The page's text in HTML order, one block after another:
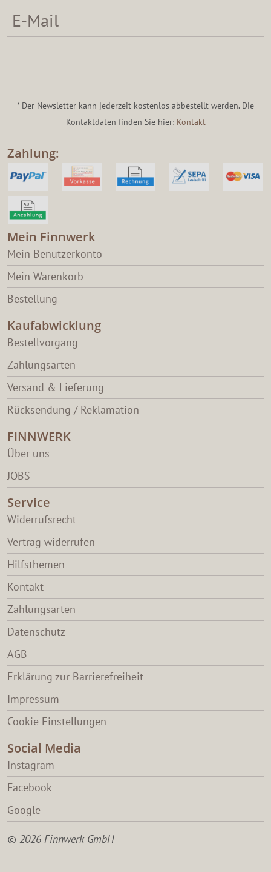
* Der Newsletter kann jederzeit kostenlos abbestellt werden. Die
Kontaktdaten finden Sie hier: Kontakt
Zahlung:
Mein Finnwerk
Mein Benutzerkonto
Mein Warenkorb
Bestellung
Kaufabwicklung
Bestellvorgang
Zahlungsarten
Versand & Lieferung
Rücksendung / Reklamation
FINNWERK
Über uns
JOBS
Service
Widerrufsrecht
Vertrag widerrufen
Hilfsthemen
Kontakt
Zahlungsarten
Datenschutz
AGB
Erklärung zur Barrierefreiheit
Impressum
Cookie Einstellungen
Social Media
Instagram
Facebook
Google
© 2026 Finnwerk GmbH